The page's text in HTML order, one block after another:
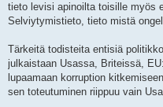
tieto levisi apinoilta toisille myös
Selviytymistieto, tieto mistä
Tärkeitä todisteita entisiä
julkaistaan Usassa, Briteissä,
lupaamaan korruption
sen toteutuminen riippuu vain